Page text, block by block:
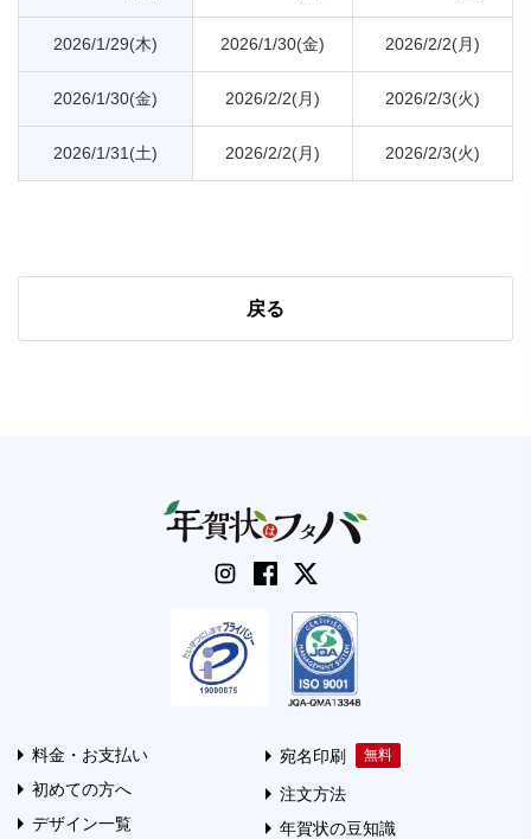
2026/1/29(木) 2026/1/30(金) 2026/2/2(月)
2026/1/30(金) 2026/2/2(月) 2026/2/3(火)
2026/1/31(土) 2026/2/2(月) 2026/2/3(火)
戻る
料金・お支払い
初めての方へ
デザイン一覧
宛名印刷
注文方法
年賀状の豆知識